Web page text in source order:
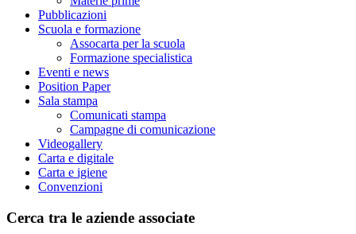
Pubblicazioni
Scuola e formazione
Assocarta per la scuola
Formazione specialistica
Eventi e news
Position Paper
Sala stampa
Comunicati stampa
Campagne di comunicazione
Videogallery
Carta e digitale
Carta e igiene
Convenzioni
Cerca tra le aziende associate